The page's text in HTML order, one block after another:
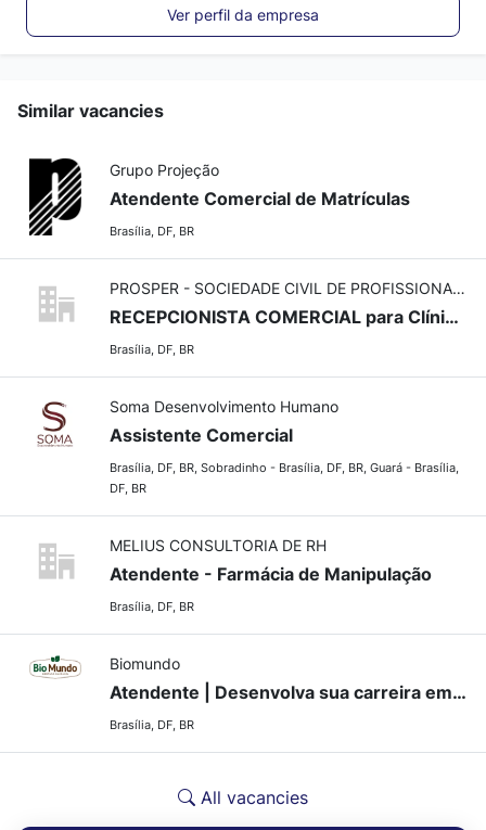
Ver perfil da empresa
Similar vacancies
Grupo Projeção
Atendente Comercial de Matrículas
Brasília, DF, BR
PROSPER - SOCIEDADE CIVIL DE PROFISSIONAIS ASSOCIADOS
RECEPCIONISTA COMERCIAL para Clínica Odontologica no CONJUNTO NACIONAL E TAGUATINGA - DF
Brasília, DF, BR
Soma Desenvolvimento Humano
Assistente Comercial
Brasília, DF, BR, Sobradinho - Brasília, DF, BR, Guará - Brasília,
DF, BR
MELIUS CONSULTORIA DE RH
Atendente - Farmácia de Manipulação
Brasília, DF, BR
Biomundo
Atendente | Desenvolva sua carreira em Vendas
Brasília, DF, BR
All vacancies